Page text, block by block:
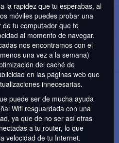
la rapidez que tu esperabas, al
móviles puedes probar una
tu computador que te
al momento de navegar.
nos encontramos con el
una vez a la semana)
del caché de
en las páginas web que
innecesarias.
puede ser de mucha ayuda
Wifi resguardada con una
ya que de no ser así otras
a tu router, lo que
velocidad de tu Internet.